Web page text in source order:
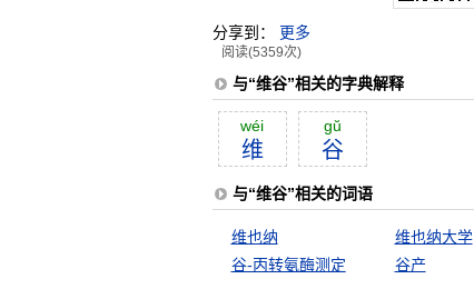
分享到： 更多
阅读(5359次)
与“维谷”相关的字典解释
wéi
维
gŭ
谷
与“维谷”相关的词语
维也纳 维也纳大学
谷-丙转氨酶测定
谷产